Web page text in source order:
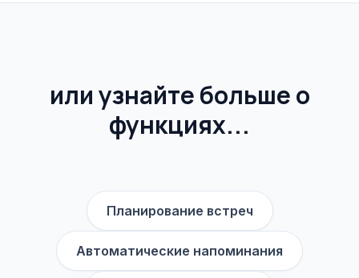
или узнайте больше о
функциях...
Планирование встреч
Автоматические напоминания